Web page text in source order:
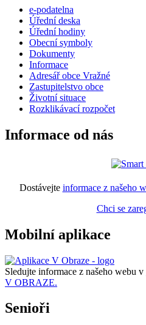
e-podatelna
Úřední deska
Úřední hodiny
Obecní symboly
Dokumenty
Informace
Adresář obce Vražné
Zastupitelstvo obce
Životní situace
Rozklikávací rozpočet
Informace od nás
Dostávejte informace z našeho
Chci se
Mobilní aplikace
Sledujte informace z našeho webu v
V OBRAZE.
Senioři